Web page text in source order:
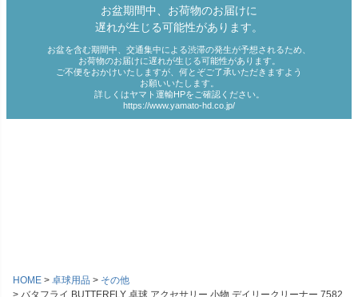
お盆期間中、お荷物のお届けに
遅れが生じる可能性があります。
お盆を含む期間中、交通集中による渋滞の発生が予想されるため、
お荷物のお届けに遅れが生じる可能性があります。
ご不便をおかけいたしますが、何とぞご了承いただきますよう
お願いいたします。
詳しくはヤマト運輸HPをご確認ください。
https://www.yamato-hd.co.jp/
HOME 卓球用品
その他
バタフライ BUTTERFLY 卓球 アクセサリー 小物 デイリークリーナー 7582